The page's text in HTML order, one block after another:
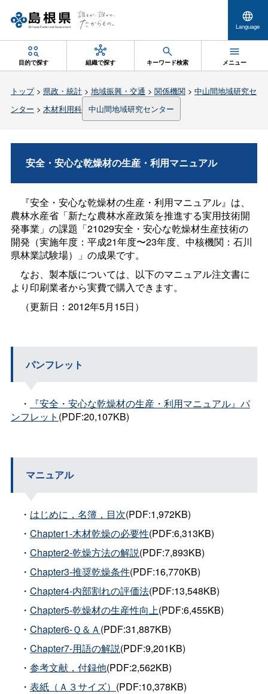
Language
目的で探す 組織で探す キーワード検索 メニュー
トップ> 県政・統計> 地域振興・交通 > 関係機関> 中山間地域研究セ
ンター > 木材利用科 中山間地域研究センター
安全・安心な乾燥材の生産・利用マニュアル
『安全・安心な乾燥材の生産・利用マニュアル』は、
農林水産省「新たな農林水産政策を推進する実用技術開
発事業」の課題「21029安全・安心な乾燥材生産技術の
開発（実施年度：平成21年度〜23年度、中核機関：石川
県林業試験場）」の成果です。
なお、製本版については、以下のマニュアル注文書に
より印刷業者から実費で購入できます。
（更新日：2012年5月15日）
パンフレット
・
『安全・安心な乾燥材の生産・利用マニュアル』パ
ンフレット (PDF:20,107KB)
マニュアル
・ はじめに，名簿，目次(PDF:1,972KB)
・ Chapter1-木材乾燥の必要性(PDF:6,313KB)
・ Chapter2-乾燥方法の解説(PDF:7,893KB)
・ Chapter3-推奨乾燥条件(PDF:16,770KB)
・ Chapter4-内部割れの評価法(PDF:13,548KB)
・ Chapter5-乾燥材の生産性向上(PDF:6,455KB)
・ Chapter6-Ｑ＆Ａ(PDF:31,887KB)
・ Chapter7-用語の解説(PDF:9,201KB)
・ 参考文献，付録他(PDF:2,562KB)
・ 表紙（Ａ３サイズ） (PDF:10,378KB)